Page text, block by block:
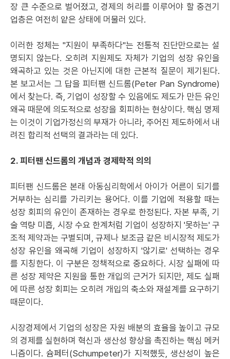
장 큰 수준으로 벌어졌고, 경제의 허리를 이루어야 할 중견기
업층은 여전히 얕은 상태에 머물러 있다.
이러한 정체는 "지원이 부족하다"는 전통적 진단만으로는 설
명되지 않는다. 오히려 지원제도 자체가 기업의 성장 유인을
왜곡하고 있는 것은 아닌지에 대한 근본적 질문이 제기된다.
본 보고서는 그 답을 피터팬 신드롬(Peter Pan Syndrome)
에서 찾는다. 즉, 기업이 성장할 수 있음에도 제도가 만든 유인
왜곡 때문에 의도적으로 성장을 회피하는 현상이다. 핵심 명제
는 이것이 기업가정신의 부재가 아니라, 주어진 제도하에서 내
려진 합리적 선택의 결과라는 데 있다.
2. 피터팬 신드롬의 개념과 경제학적 의의
피터팬 신드롬은 본래 아동심리학에서 아이가 어른이 되기를
거부하는 심리를 가리키는 용어다. 이를 기업에 적용할 때는
성장 회피의 유인이 존재하는 경우로 한정된다. 자본 부족, 기
술 역량 미흡, 시장 수요 한계처럼 기업이 성장하지 '못하는' 구
조적 제약과는 구별되며, 규제나 보조금 같은 비시장적 제도가
성장 유인을 왜곡해 기업이 성장하지 '않기로' 선택하는 경우
를 지칭한다. 이 구분은 정책적으로 중요하다. 시장 실패에 따
른 성장 제약은 지원을 통한 개입의 근거가 되지만, 제도 실패
에 따른 성장 회피는 오히려 개입의 축소와 재설계를 요구하기
때문이다.
시장경제에서 기업의 성장은 자원 배분의 효율을 높이고 규모
의 경제를 실현하며 혁신과 생산성 향상을 촉진하는 핵심 메커
니즘이다. 슘페터(Schumpeter)가 지적했듯, 생산성이 높은